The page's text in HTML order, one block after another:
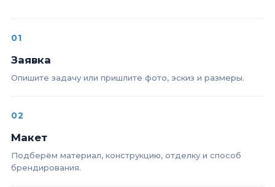
01
Заявка
Опишите задачу или пришлите фото, эскиз и размеры.
02
Макет
Подберём материал, конструкцию, отделку и способ
брендирования.